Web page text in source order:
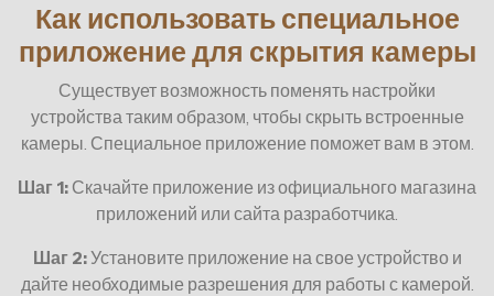
Как использовать специальное
приложение для скрытия камеры
Существует возможность поменять настройки
устройства таким образом, чтобы скрыть встроенные
камеры. Специальное приложение поможет вам в этом.
Шаг 1: Скачайте приложение из официального магазина
приложений или сайта разработчика.
Шаг 2:Установите приложение на свое устройство и
дайте необходимые разрешения для работы с камерой.